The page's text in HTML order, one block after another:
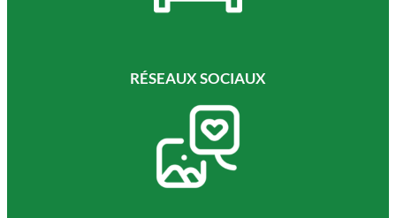
RÉSEAUX SOCIAUX